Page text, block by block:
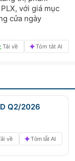
với giá mục
cửa ngày
Tải về Tóm tắt AI
Q2/2026
về Tóm tắt AI